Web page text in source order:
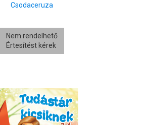
Csodaceruza
Nem rendelhető
Értesítést kérek